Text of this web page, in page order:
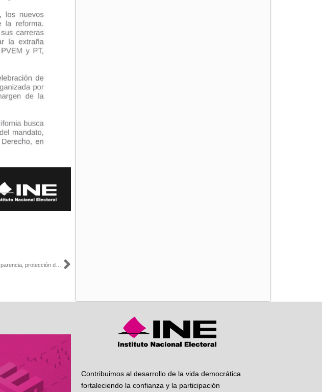
Siguiente
Contribuimos al desarrollo de la vida democrática
fortaleciendo la confianza y la participación